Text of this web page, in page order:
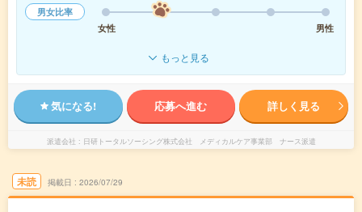
男女比率
女性
男性
もっと見る
気になる! 応募へ進む 詳しく見る
派遣会社 日研トータルソーシング株式会社 メディカルケア事業部 ナース派遣
未読 掲載日 2026/07/29